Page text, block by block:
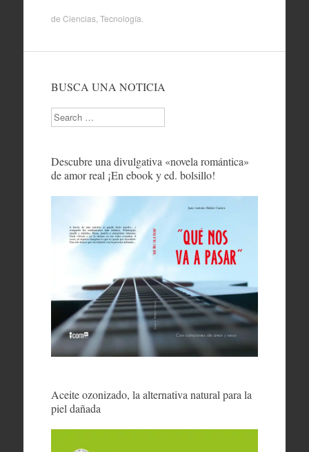
de Ciencias, Tecnología
BUSCA UNA NOTICIA
Search
Descubre una divulgativa «novela romántica»
de amor real ¡En ebook y ed. bolsillo!
Aceite ozonizado, la alternativa natural para la
piel dañada